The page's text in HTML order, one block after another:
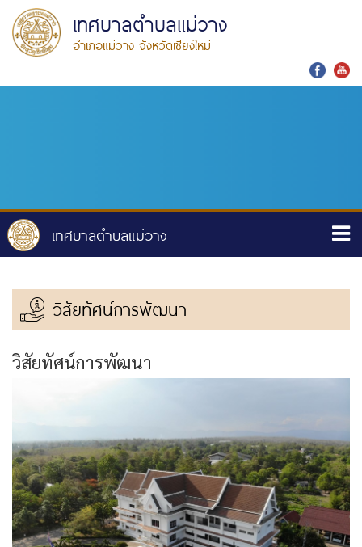
เทศบาลตำบลแม่วาง
อำเภอแม่วาง จังหวัดเชียงใหม่
วิสัยทัศน์การพัฒนา
วิสัยทัศน์การพัฒนา